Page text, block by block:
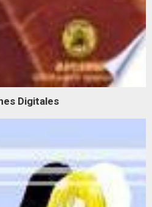
Digitales